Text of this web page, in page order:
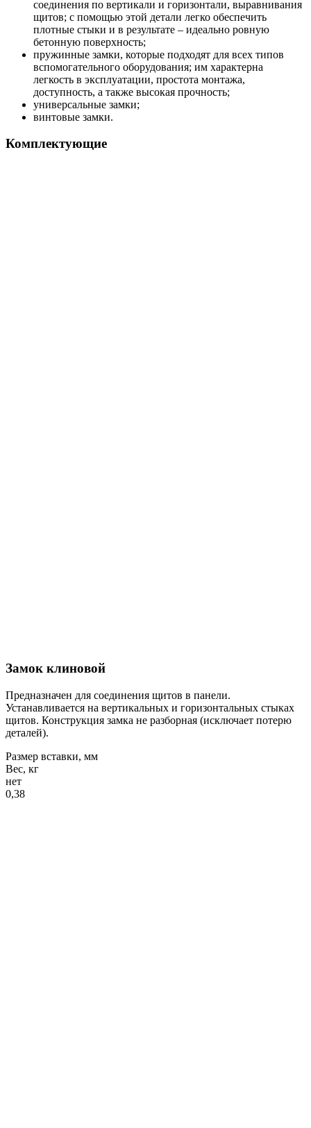
соединения по вертикали и горизонтали, выравнивания
щитов; с помощью этой детали легко обеспечить
плотные стыки и в результате – идеально ровную
бетонную поверхность;
пружинные замки, которые подходят для всех типов
вспомогательного оборудования; им характерна
легкость в эксплуатации, простота монтажа,
доступность, а также высокая прочность;
универсальные замки;
винтовые замки.
Комплектующие
Замок клиновой
Предназначен для соединения щитов в панели.
Устанавливается на вертикальных и горизонтальных стыках
щитов. Конструкция замка не разборная (исключает потерю
деталей).
Размер вставки, мм
Вес, кг
нет
0,38